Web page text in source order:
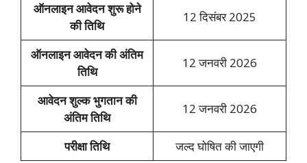
ऑनलाइन आवेदन शुरू होने
की तिथि
12 दिसंबर 2025
ऑनलाइन आवेदन की अंतिम
तिथि
12 जनवरी 2026
आवेदन शुल्क भुगतान की
अंतिम तिथि
12 जनवरी 2026
परीक्षा तिथि जल्द घोषित की जाएगी